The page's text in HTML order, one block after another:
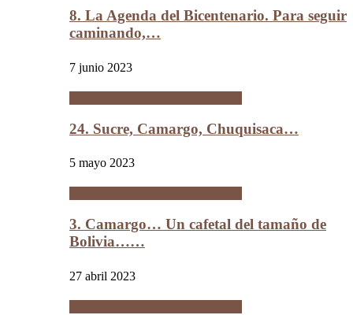
8. La Agenda del Bicentenario. Para seguir
caminando,…
7 junio 2023
24. Sucre, Camargo, Chuquisaca…
5 mayo 2023
3. Camargo… Un cafetal del tamaño de
Bolivia……
27 abril 2023